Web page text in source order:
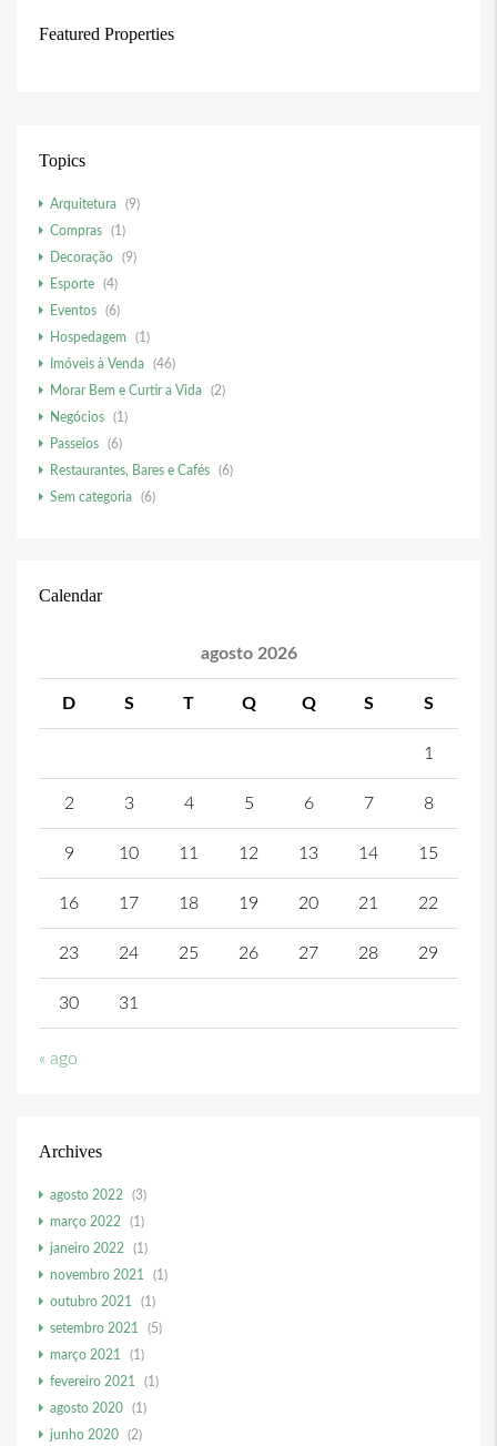
Featured Properties
Topics
Arquitetura
(9)
Compras
(1)
Decoração
(9)
Esporte
(4)
Eventos
(6)
Hospedagem
(1)
Imóveis à Venda
(46)
Morar Bem e Curtir a Vida
(2)
Negócios
(1)
Passeios
(6)
Restaurantes, Bares e Cafés
(6)
Sem categoria
(6)
Calendar
agosto 2026
D S T Q Q S S
1
2 3 4 5 6 7 8
9 10 11 12 13 14 15
16 17 18 19 20 21 22
23 24 25 26 27 28 29
30 31
« ago
Archives
agosto 2022
(3)
março 2022
(1)
janeiro 2022
(1)
novembro 2021
(1)
outubro 2021
(1)
setembro 2021
(5)
março 2021
(1)
fevereiro 2021
(1)
agosto 2020
(1)
junho 2020
(2)